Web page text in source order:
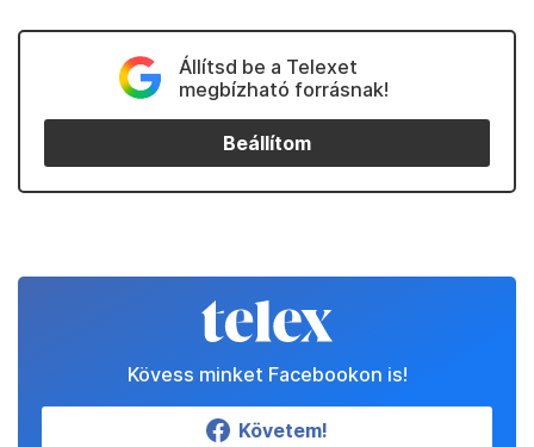
Állítsd be a Telexet
megbízható forrásnak!
Beállítom
Kövess minket Facebookon is!
Követem!